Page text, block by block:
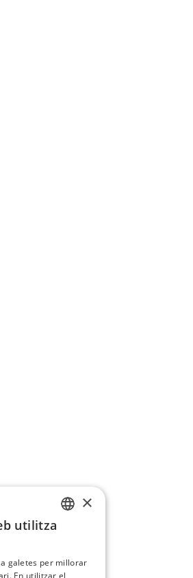
×
utilitza
galetes per millorar
En utilitzar el